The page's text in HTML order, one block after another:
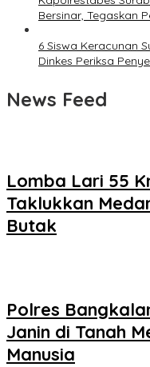
Bersinar, Tegaskan
6 Siswa Keracunan
Dinkes Periksa
News Feed
Lomba Lari 55
Taklukkan
Butak
Polres
Janin di Tanah
Manusia